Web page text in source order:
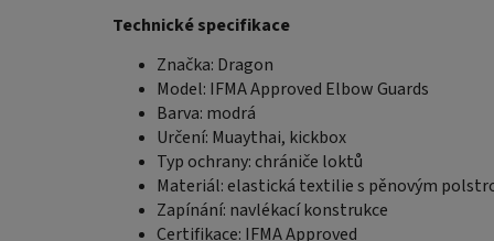
Technické specifikace
Značka: Dragon
Model: IFMA Approved Elbow Guards
Barva: modrá
Určení: Muaythai, kickbox
Typ ochrany: chrániče loktů
Materiál: elastická textilie s pěnovým
Zapínání: navlékací konstrukce
Certifikace: IFMA Approved